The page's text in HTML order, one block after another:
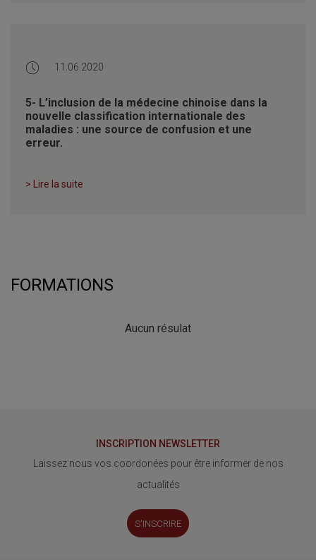
11.06.2020
5- L’inclusion de la médecine chinoise dans la
nouvelle classification internationale des
maladies : une source de confusion et une
erreur.
> Lire la suite
FORMATIONS
Aucun résulat
INSCRIPTION NEWSLETTER
Laissez nous vos coordonées pour être informer de nos
actualités
S'INSCRIRE